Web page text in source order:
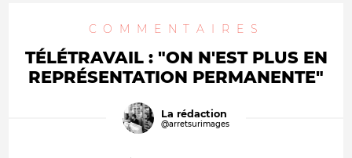
COMMENTAIRES
TÉLÉTRAVAIL : "ON N'EST PLUS EN
REPRÉSENTATION PERMANENTE"
La rédaction
@arretsurimages